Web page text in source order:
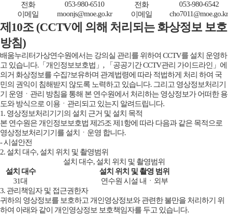
전화
053-980-6510 전화
053-980-6542
이메일
moonjs@moe.go.kr 이메일 cho7011@moe.go.kr
제10조 (CCTV에 의해 처리되는 화상정보 보호
방침)
배움누리터가상연수원에서는 강의실 관리를 위하여 CCTV를 설치 운영하
고 있습니다.「개인정보보호법」, 「공공기간 CCTV관리 가이드라인」에
의거 화상정보를 수집?보유하며 관계법령에 따라 적법하게 처리 하여 국
민의 권익이 침해받지 않도록 노력하고 있습니다. 그리고 영상정보처리기
기 운영ㆍ관리 방침을 통해 본 연수원에서 처리하는 영상정보가 어떠한 용
도와 방식으로 이용ㆍ관리되고 있는지 알려드립니다.
1. 영상정보처리기기의 설치 근거 및 설치 목적
본 연수원은 개인정보보호법 제25조 제1항에 따라 다음과 같은 목적으로
영상정보처리기기를 설치ㆍ운영 합니다.
- 시설안전
2. 설치 대수, 설치 위치 및 촬영범위
설치 대수, 설치 위치 및 촬영범위
설치 대수
설치 위치 및 촬영 범위
31대
연수원 시설 내ㆍ외부
3. 관리책임자 및 접근권한자
귀하의 영상정보를 보호하고 개인영상정보와 관련한 불만을 처리하기 위
하여 아래와 같이 개인영상정보 보호책임자를 두고 있습니다.